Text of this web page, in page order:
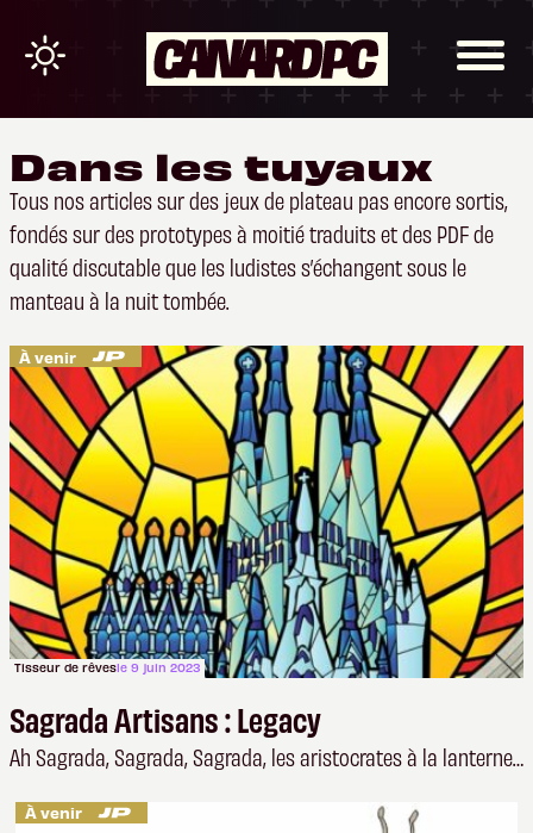
Dans les tuyaux
Tous nos articles sur des jeux de plateau pas encore sortis,
fondés sur des prototypes à moitié traduits et des PDF de
qualité discutable que les ludistes s’échangent sous le
manteau à la nuit tombée.
À venir
Tisseur de rêvesle 9 juin 2023
Sagrada Artisans : Legacy
Ah Sagrada, Sagrada, Sagrada, les aristocrates à la lanterne…
À venir